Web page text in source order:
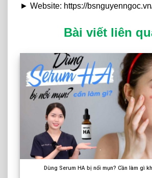
► Website: https://
Bài viết liên
Dùng Serum HA bị nổi mụn? Cần làm gì